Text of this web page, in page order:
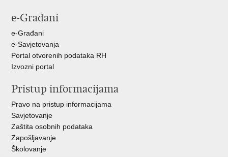
FacebookuTwitteru
e-Građani
e-Građani
e-Savjetovanja
Portal otvorenih podataka RH
Izvozni portal
Pristup informacijama
Pravo na pristup informacijama
Savjetovanje
Zaštita osobnih podataka
Zapošljavanje
Školovanje